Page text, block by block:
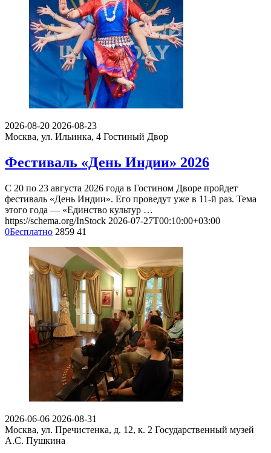
2026-08-20 2026-08-23
Москва, ул. Ильинка, 4 Гостиный Двор
Фестиваль «День Индии» 2026
С 20 по 23 августа 2026 года в Гостином Дворе пройдет
фестиваль «День Индии». Его проведут уже в 11-й раз. Тема
этого года — «Единство культур …
https://schema.org/InStock 2026-07-27T00:10:00+03:00
0Бесплатно 2859 41
2026-06-06 2026-08-31
Москва, ул. Пречистенка, д. 12, к. 2 Государственный музей
А.С. Пушкина